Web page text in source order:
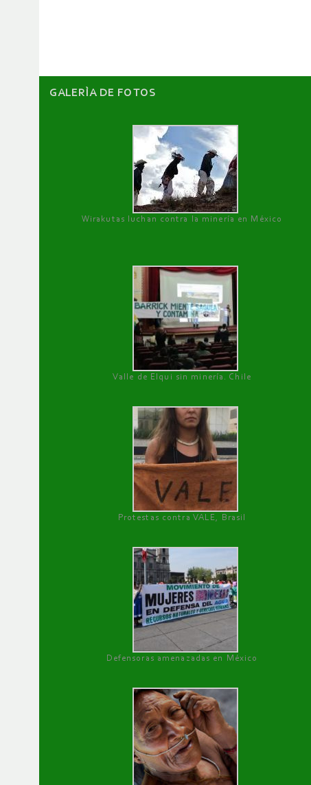
GALERÌA DE FOTOS
Wirakutas luchan contra la minería en México
Valle de Elqui sin minería. Chile
Protestas contra VALE, Brasil
Defensoras amenazadas en México